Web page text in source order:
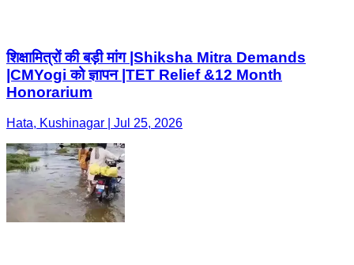
शिक्षामित्रों की बड़ी मांग |Shiksha Mitra Demands
|CMYogi को ज्ञापन |TET Relief &12 Month
Honorarium
Hata, Kushinagar | Jul 25, 2026